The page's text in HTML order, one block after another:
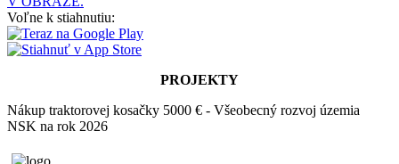
Voľne k stiahnutiu:
PROJEKTY
Nákup traktorovej kosačky 5000 € - Všeobecný rozvoj územia
NSK na rok 2026